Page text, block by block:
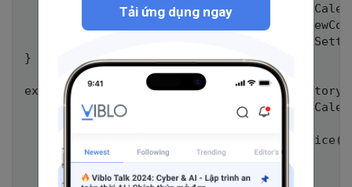
func makeCalendarViewController() ->
func makeDayViewController() ->
func makeSettingsViewController() ->
}
extension Dependencies: ViewControllerFactory
func makeCalendarViewController() ->
        return CalendarViewController(
            healthService: makeHealthService()
        )
Tải ứng dụng ngay